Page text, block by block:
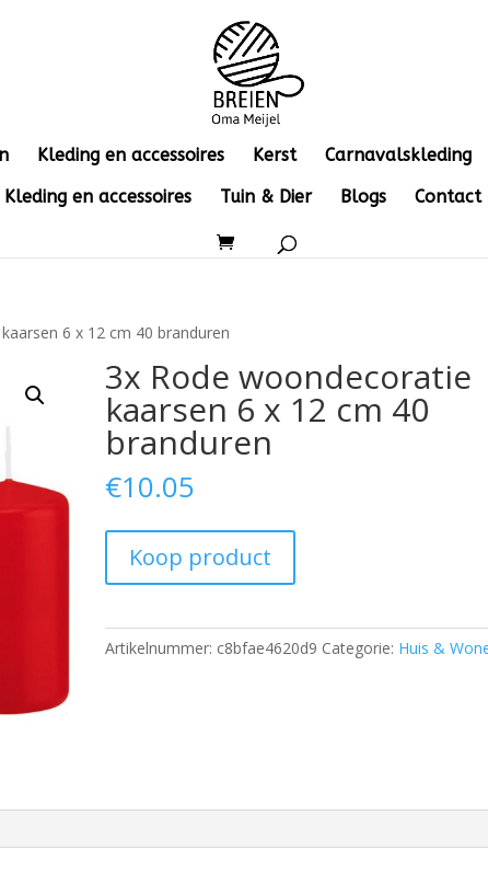
Kleding en accessoires Kerst
Carnavalskleding
Kleding en accessoires
Tuin & Dier Blogs Contact
6 x 12 cm 40 branduren
3x Rode woondecoratie
kaarsen 6 x 12 cm 40
branduren
€10.05
Koop product
Artikelnummer: c8bfae4620d9 Categorie: Huis &